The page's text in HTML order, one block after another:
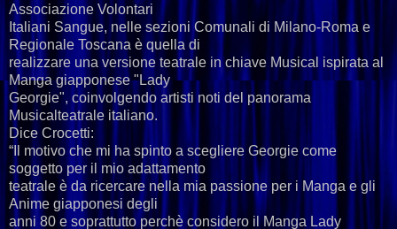
Associazione Volontari
Italiani Sangue, nelle sezioni Comunali di Milano-Roma e
Regionale Toscana è quella di
realizzare una versione teatrale in chiave Musical ispirata al
Manga giapponese "Lady
Georgie", coinvolgendo artisti noti del panorama
Musicalteatrale italiano.
Dice Crocetti:
“Il motivo che mi ha spinto a scegliere Georgie come
soggetto per il mio adattamento
teatrale è da ricercare nella mia passione per i Manga e gli
Anime giapponesi degli
anni 80 e soprattutto perchè considero il Manga Lady